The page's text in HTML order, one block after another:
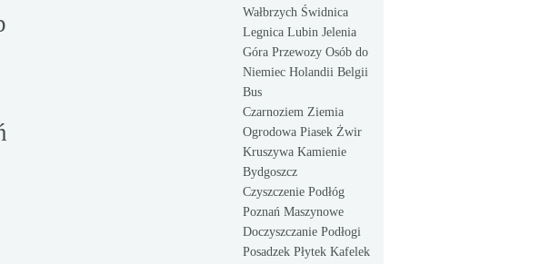
Wałbrzych Świdnica
Legnica Lubin Jelenia
Góra Przewozy Osób do
Niemiec Holandii Belgii
Bus
Czarnoziem Ziemia
Ogrodowa Piasek Żwir
Kruszywa Kamienie
Bydgoszcz
Czyszczenie Podłóg
Poznań Maszynowe
Doczyszczanie Podłogi
Posadzek Płytek Kafelek